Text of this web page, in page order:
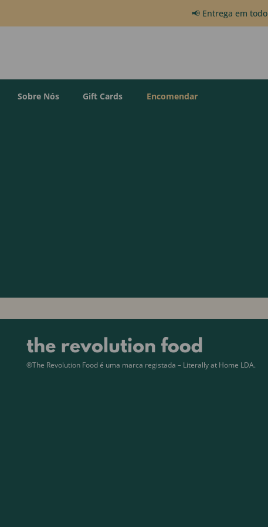
📢 Entrega em todo
Sobre Nós Gift Cards Encomendar
®The Revolution Food é uma marca registada – Literally at Home LDA.